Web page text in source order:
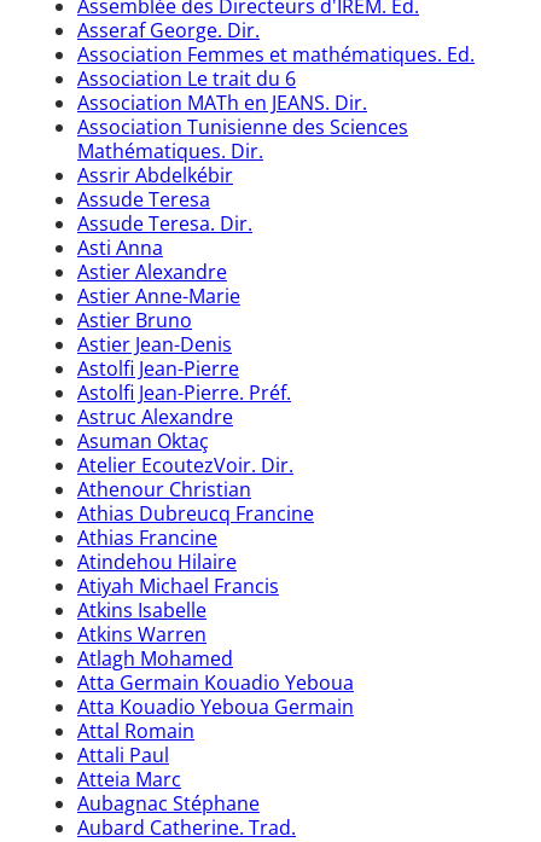
Assemblée des Directeurs d'IREM. Ed.
Asseraf George. Dir.
Association Femmes et mathématiques. Ed.
Association Le trait du 6
Association MATh en JEANS. Dir.
Association Tunisienne des Sciences
Mathématiques. Dir.
Assrir Abdelkébir
Assude Teresa
Assude Teresa. Dir.
Asti Anna
Astier Alexandre
Astier Anne-Marie
Astier Bruno
Astier Jean-Denis
Astolfi Jean-Pierre
Astolfi Jean-Pierre. Préf.
Astruc Alexandre
Asuman Oktaç
Atelier EcoutezVoir. Dir.
Athenour Christian
Athias Dubreucq Francine
Athias Francine
Atindehou Hilaire
Atiyah Michael Francis
Atkins Isabelle
Atkins Warren
Atlagh Mohamed
Atta Germain Kouadio Yeboua
Atta Kouadio Yeboua Germain
Attal Romain
Attali Paul
Atteia Marc
Aubagnac Stéphane
Aubard Catherine. Trad.